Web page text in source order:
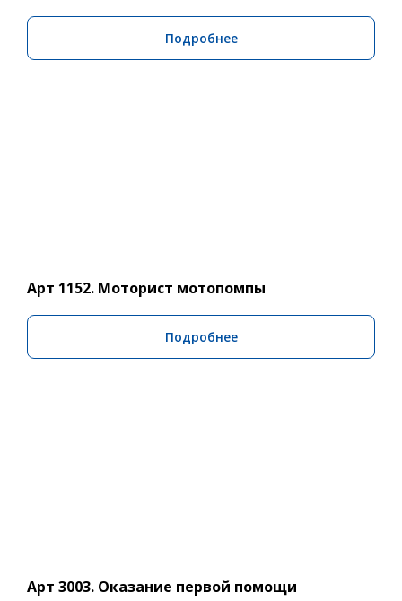
Подробнее
Арт 1152. Моторист мотопомпы
Подробнее
Арт 3003. Оказание первой помощи